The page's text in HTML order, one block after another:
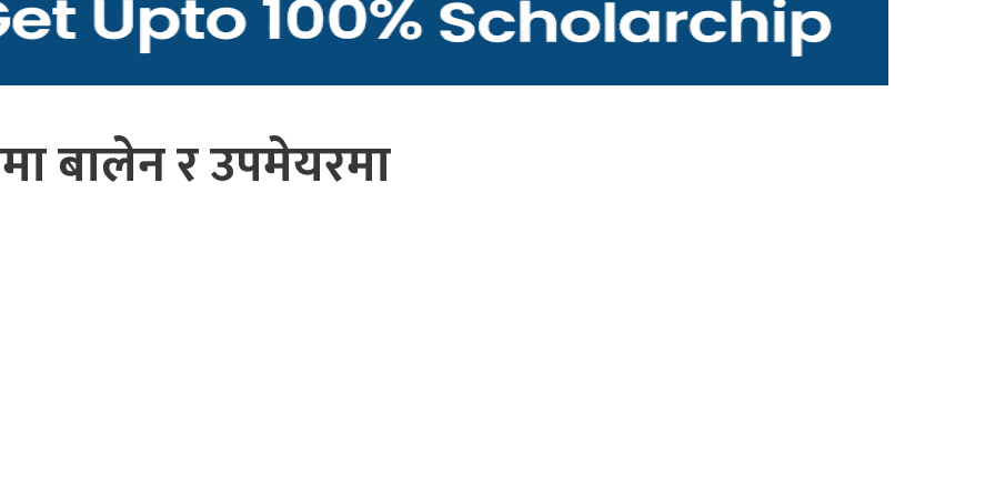
बालेन र उपमेयरमा